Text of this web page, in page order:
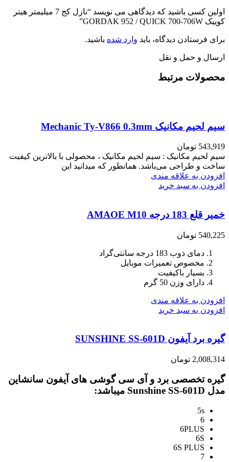
اولین کسی باشید که دیدگاهی می نویسد “نازل کج 7 میلیمتر هیتر
کوییک GORDAK 952 / QUICK 700-706W”
برای فرستادن دیدگاه، باید وارد شده باشید.
ارسال و حمل و نقل
محصولات مرتبط
سیم لحیم مکانیک Mechanic Ty-V866 0.3mm
543,919 تومان
سیم لحیم مکانیک : سیم لحیم مکانیک ، محصولی با بالاترین کیفیت
ساخت و طراحی می‌باشد. همانطور که میدانید این
افزودن به علاقه مندی
افزودن به سبد خرید
خمیر قلع 183 درجه AMAOE M10
540,225 تومان
دمای ذوب 183 درجه سانتی‌گراد
مخصوص تعمیرات موبایل
بسیار باکیفیت
دارای وزن 50 گرم
افزودن به علاقه مندی
افزودن به سبد خرید
گیره برد آیفون SUNSHINE SS-601D
2,008,314 تومان
گیره تخصصی برد و آی سی گوشی های آیفون سانشاین
مدل Sunshine SS-601D میباشد:
5s
6
6PLUS
6S
6S PLUS
7